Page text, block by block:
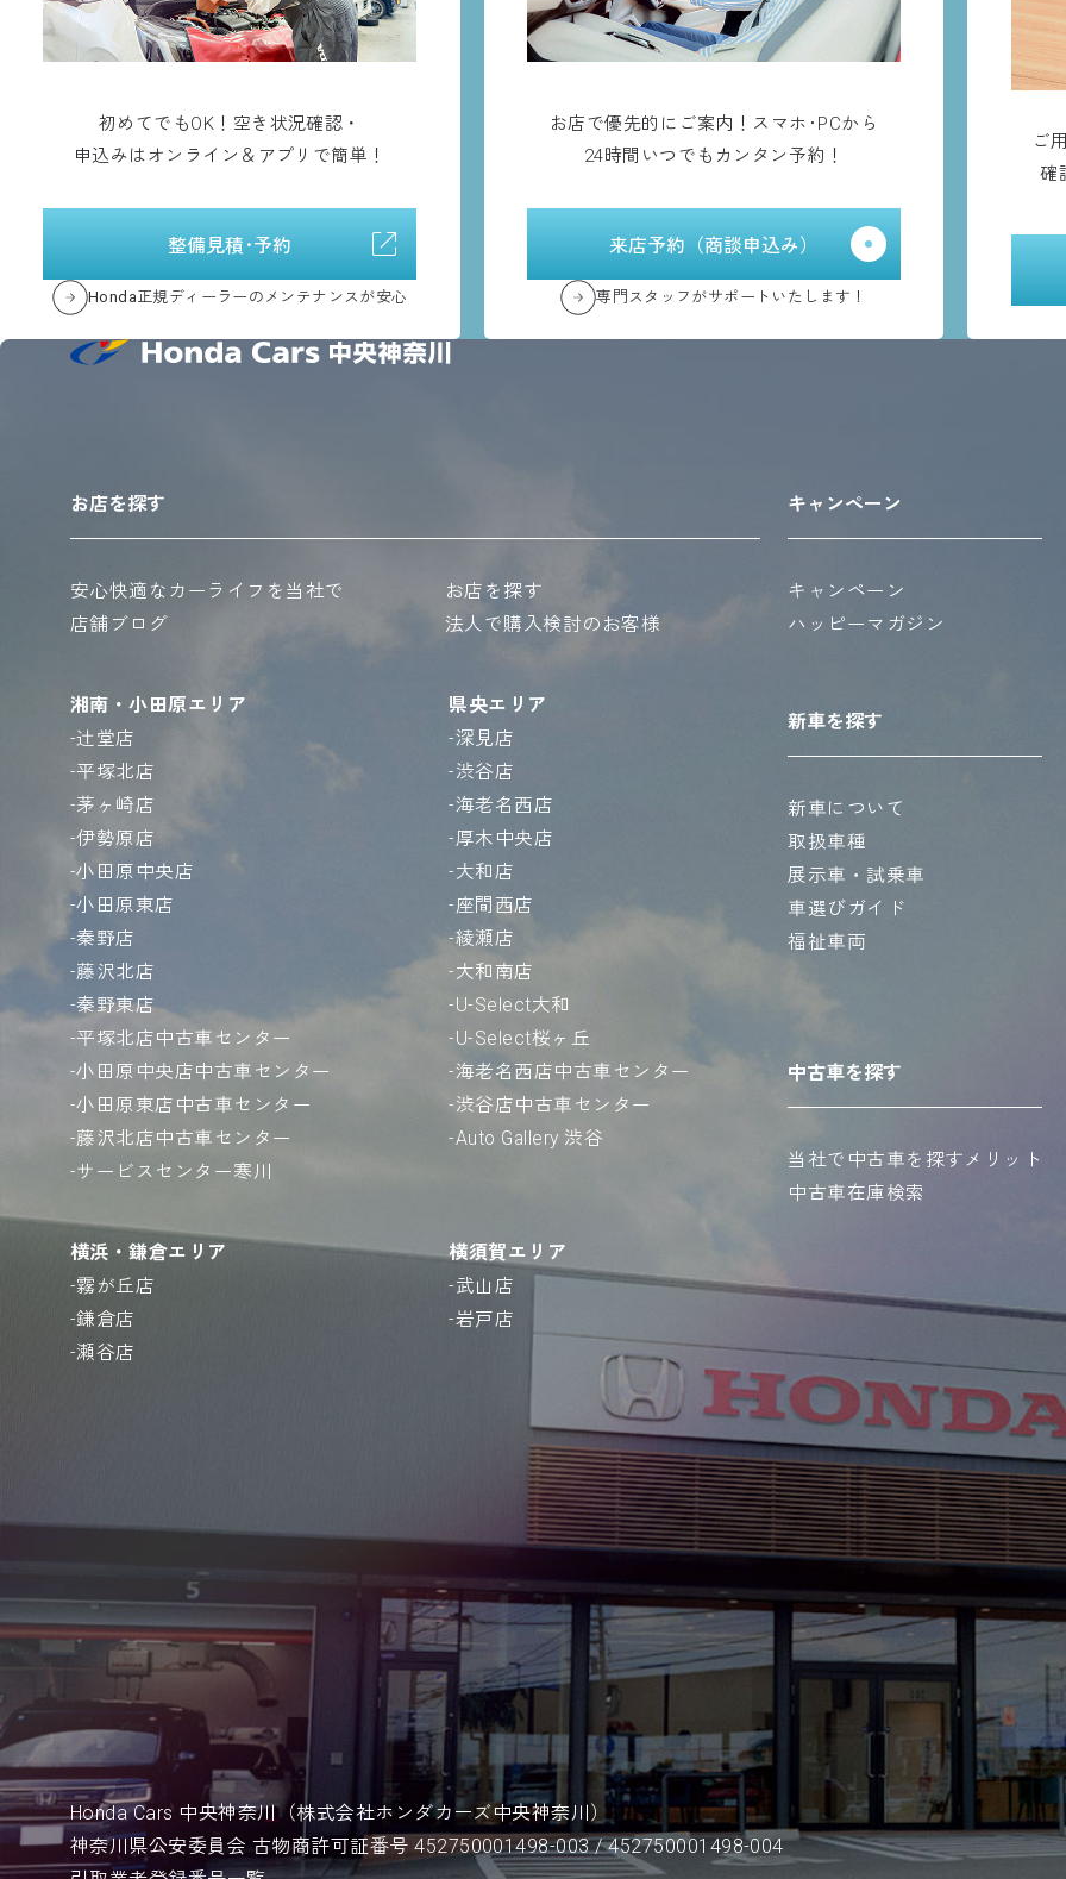
初めてでもOK！空き状況確認・
申込みはオンライン＆アプリで簡単！
整備見積･予約
Honda正規ディーラーのメンテナンスが安心
お店で優先的にご案内！スマホ･PCから
24時間いつでもカンタン予約！
来店予約（商談申込み）
専門スタッフがサポートいたします！
ご
確
お店を探す
安心快適なカーライフを当社で
お店を探す
店舗ブログ
法人で購入検討のお客様
湘南・小田原エリア
辻堂店
平塚北店
茅ヶ崎店
伊勢原店
小田原中央店
小田原東店
秦野店
藤沢北店
秦野東店
平塚北店中古車センター
小田原中央店中古車センター
小田原東店中古車センター
藤沢北店中古車センター
サービスセンター寒川
県央エリア
深見店
渋谷店
海老名西店
厚木中央店
大和店
座間西店
綾瀬店
大和南店
U-Select大和
U-Select桜ヶ丘
海老名西店中古車センター
渋谷店中古車センター
Auto Gallery 渋谷
横浜・鎌倉エリア
霧が丘店
鎌倉店
瀬谷店
横須賀エリア
武山店
岩戸店
キャンペーン
キャンペーン
ハッピーマガジン
新車を探す
新車について
取扱車種
展示車・試乗車
車選びガイド
福祉車両
中古車を探す
当社で中古車を探すメリット
中古車在庫検索
Honda Cars 中央神奈川（株式会社ホンダカーズ中央神奈川）
神奈川県公安委員会 古物商許可証番号 452750001498-003 / 452750001498-004